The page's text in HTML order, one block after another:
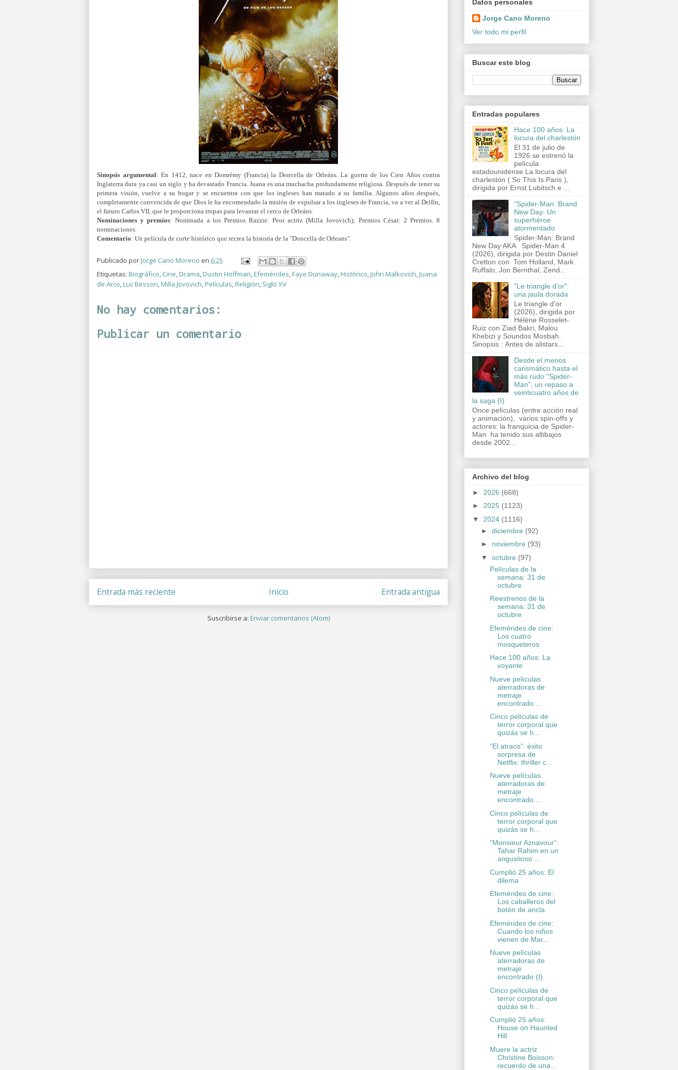
Sinopsis argumental: En 1412, nace en Domrémy (Francia) la Doncella de Orleáns. La guerra de los Cien Años contra
Inglaterra dura ya casi un siglo y ha devastado Francia. Juana es una muchacha profundamente religiosa. Después de tener su
primera visión, vuelve a su hogar y se encuentra con que los ingleses han matado a su familia. Algunos años después,
completamente convencida de que Dios le ha encomendado la misión de expulsar a los ingleses de Francia, va a ver al Delfín,
el futuro Carlos VII, que le proporciona tropas para levantar el cerco de Orleáns.
Nominaciones y premios: Nominada a los Premios Razzie: Peor actriz (Milla Jovovich); Premios César: 2 Premios. 8
nominaciones.
Comentario: Un película de corte histórico que recrea la historia de la "Doncella de Orleans".
Publicado porJorge Cano Moreno en 6:25
Etiquetas: Biográfico, Cine,Drama,Dustin Hoffman,Efemérides,Faye Dunaway,Histórico,John Malkovich,Juana
de Arco,Luc Besson,Milla Jovovich,Películas,Religión, Siglo XV
No hay comentarios:
Publicar un comentario
Entrada más reciente Entrada antigua
Inicio
Suscribirse a: Enviar comentarios (Atom)
Datos personales
Jorge Cano Moreno
Ver todo mi perfil
Buscar este blog
Entradas populares
Hace 100 años: La
locura del charlestón
El 31 de julio de
1926 se estrenó la
película
estadounidense La locura del
charlestón ( So This Is Paris ),
dirigida por Ernst Lubitsch e ...
"Spider-Man: Brand
New Day: Un
superhéroe
atormentado
Spider-Man: Brand
New Day AKA Spider-Man 4
(2026), dirigida por Destin Daniel
Cretton con Tom Holland, Mark
Ruffalo, Jon Bernthal, Zend...
"Le triangle d'or":
una jaula dorada
Le triangle d'or
(2026), dirigida por
Hélène Rosselet-
Ruiz con Ziad Bakri, Malou
Khebizi y Soundos Mosbah.
Sinopsis : Antes de alistars...
Desde el menos
carismático hasta el
más rudo "Spider-
Man", un repaso a
veinticuatro años de
la saga (I)
Once películas (entre acción real
y animación), varios spin-offs y
actores: la franquicia de Spider-
Man ha tenido sus altibajos
desde 2002...
Archivo del blog
► 2026 (668)
► 2025 (1123)
▼ 2024 (1116)
► diciembre (92)
► noviembre (93)
▼ octubre (97)
Películas de la
semana: 31 de
octubre
Reestrenos de la
semana: 31 de
octubre
Efemérides de cine:
Los cuatro
mosqueteros
Hace 100 años: La
voyante
Nueve películas
aterradoras de
metraje
encontrado ...
Cinco películas de
terror corporal que
quizás se h...
"El atraco": éxito
sorpresa de
Netflix: thriller c...
Nueve películas
aterradoras de
metraje
encontrado ...
Cinco películas de
terror corporal que
quizás se h...
“Monsieur Aznavour”:
Tahar Rahim en un
angustioso ...
Cumplió 25 años: El
dilema
Efemérides de cine:
Los caballeros del
botón de ancla
Efemérides de cine:
Cuando los niños
vienen de Mar...
Nueve películas
aterradoras de
metraje
encontrado (I)
Cinco películas de
terror corporal que
quizás se h...
Cumplió 25 años:
House on Haunted
Hill
Muere la actriz
Christine Boisson:
recuerdo de una...